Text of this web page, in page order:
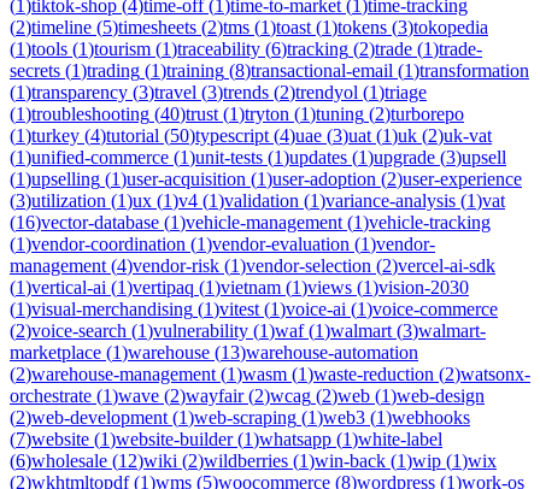
(1)tiktok-shop (4)time-off(1)time-to-market (1)time-tracking
(2)timeline (5)timesheets (2)tms (1)toast (1)tokens (3)tokopedia
(1)tools (1)tourism (1)traceability (6)tracking (2)trade (1)trade-
secrets (1)trading (1)training (8)transactional-email (1)transformation
(1)transparency (3)travel (3)trends (2)trendyol (1)triage
(1)troubleshooting (40)trust (1)tryton (1)tuning (2)turborepo
(1)turkey (4)tutorial (50)typescript (4)uae (3)uat (1)uk (2)uk-vat
(1)unified-commerce (1)unit-tests (1)updates (1)upgrade (3)upsell
(1)upselling (1)user-acquisition (1)user-adoption (2)user-experience
(3)utilization (1)ux (1)v4 (1)validation (1)variance-analysis (1)vat
(16)vector-database (1)vehicle-management (1)vehicle-tracking
(1)vendor-coordination (1)vendor-evaluation (1)vendor-
management (4)vendor-risk (1)vendor-selection (2)vercel-ai-sdk
(1)vertical-ai (1)vertipaq (1)vietnam (1)views (1)vision-2030
(1)visual-merchandising (1)vitest (1)voice-ai (1)voice-commerce
(2)voice-search (1)vulnerability (1)waf(1)walmart (3)walmart-
marketplace (1)warehouse (13)warehouse-automation
(2)warehouse-management (1)wasm (1)waste-reduction (2)watsonx-
orchestrate (1)wave (2)wayfair(2)wcag (2)web (1)web-design
(2)web-development (1)web-scraping (1)web3 (1)webhooks
(7)website (1)website-builder(1)whatsapp (1)white-label
(6)wholesale (12)wiki (2)wildberries (1)win-back (1)wip (1)wix
(2)wkhtmltopdf(1)wms (5)woocommerce (8)wordpress (1)work-os